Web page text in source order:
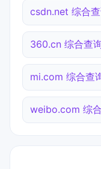
csdn.net 综合
360.cn 综合查
mi.com 综合查
weibo.com 综